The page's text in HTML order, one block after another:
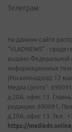
Телеграм
На данном сайте
"VLADNEWS" -
выдано Федеральной
информационных
(Роскомнадзор) 17
Медиа Центр".
д.20А, офис 13.
редакции: 690091,
д.20А, офис 13. Тел.:
https://